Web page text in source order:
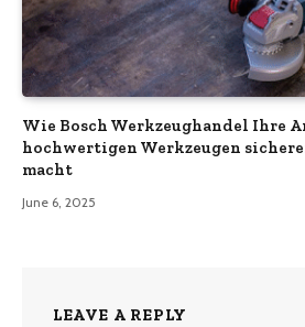
Wie Bosch Werkzeughandel Ihre
hochwertigen Werkzeugen
macht
June 6, 2025
LEAVE A REPLY